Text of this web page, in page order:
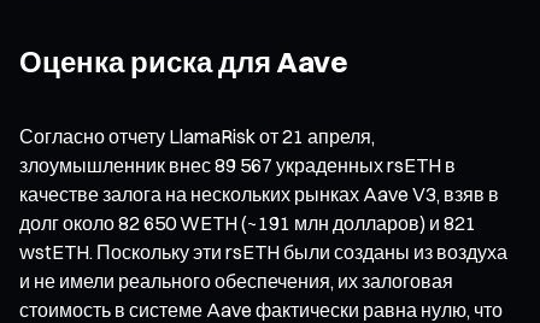
Оценка риска для Aave
Согласно отчету LlamaRisk от 21 апреля,
злоумышленник внес 89 567 украденных rsETH в
качестве залога на нескольких рынках Aave V3, взяв в
долг около 82 650 WETH (~191 млн долларов) и 821
wstETH. Поскольку эти rsETH были созданы из воздуха
и не имели реального обеспечения, их залоговая
стоимость в системе Aave фактически равна нулю, что